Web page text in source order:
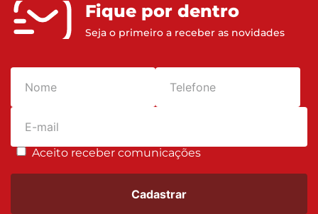
Fique por dentro
Seja o primeiro a receber as novidades
Aceito receber comunicações
Cadastrar